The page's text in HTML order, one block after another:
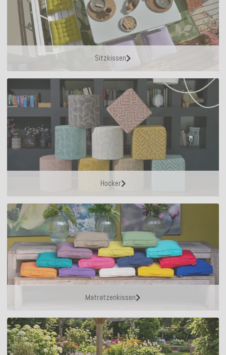
Sitzkissen
Hocker
Matratzenkissen